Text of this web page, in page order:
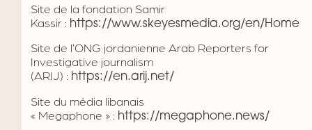
Site de la fondation Samir
Kassir : https://www.skeyesmedia.org/en/Home
Site de l’ONG jordanienne Arab Reporters for
Investigative journalism
(ARIJ) : https://en.arij.net/
Site du média libanais
« Megaphone » : https://megaphone.news/